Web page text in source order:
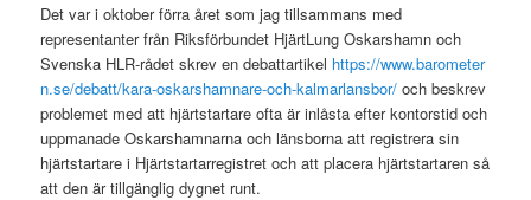
Det var i oktober förra året som jag tillsammans med
representanter från Riksförbundet HjärtLung Oskarshamn och
Svenska HLR-rådet skrev en debattartikel https://www.barometer
n.se/debatt/kara-oskarshamnare-och-kalmarlansbor/ och beskrev
problemet med att hjärtstartare ofta är inlåsta efter kontorstid och
uppmanade Oskarshamnarna och länsborna att registrera sin
hjärtstartare i Hjärtstartarregistret och att placera hjärtstartaren så
att den är tillgänglig dygnet runt.